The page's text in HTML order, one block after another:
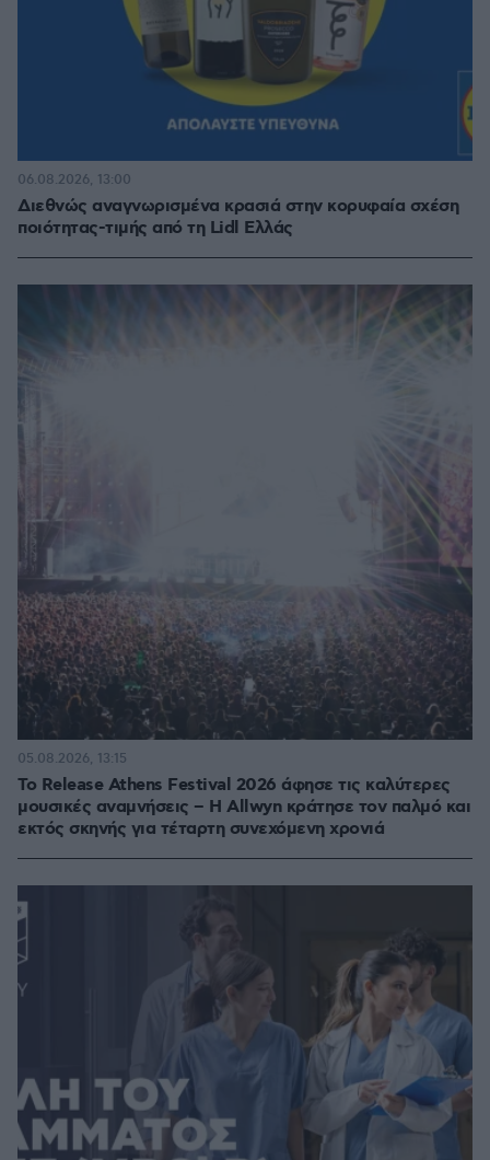
Διεθνώς αναγνωρισμένα κρασιά στην κορυφαία σχέση
ποιότητας-τιμής από τη Lidl Ελλάς
06.08.2026, 13:00
Το Release Athens Festival 2026 άφησε τις καλύτερες
μουσικές αναμνήσεις – Η Allwyn κράτησε τον παλμό και
εκτός σκηνής για τέταρτη συνεχόμενη χρονιά
05.08.2026, 13:15